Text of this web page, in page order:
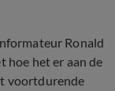
Ronald
hoe het er aan de
voortdurende